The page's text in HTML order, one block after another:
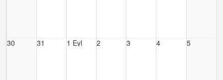
30 31 1 Eyl 2 3 4 5